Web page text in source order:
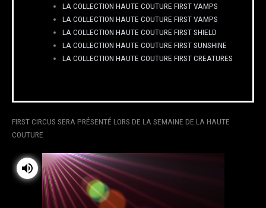
LA COLLECTION HAUTE COUTURE FIRST VAMPS
LA COLLECTION HAUTE COUTURE FIRST VAMPS
LA COLLECTION HAUTE COUTURE FIRST SHIELD
LA COLLECTION HAUTE COUTURE FIRST SUNSHINE
LA COLLECTION HAUTE COUTURE FIRST CREATURES
FIRST CIRCUS SERA PRÉSENTÉ LORS DE LA SEMAINE DE LA HAUTE
COUTURE